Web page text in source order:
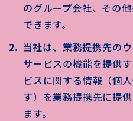
のグループ会社、その
できます。
当社は、業務提携先の
サービスの機能を提供
ビスに関する情報（個
す）を業務提携先に提
ます。